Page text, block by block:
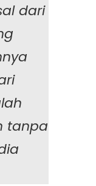
dari
tanpa